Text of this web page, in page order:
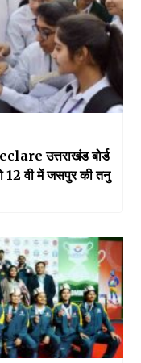
उत्तराखंड बोर्ड
12 वी में जसपुर की तनु